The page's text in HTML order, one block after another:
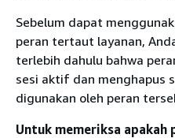
Sebelum dapat
peran tertaut layanan,
terlebih dahulu bahwa
sesi aktif dan menghapus
digunakan oleh peran
Untuk memeriksa